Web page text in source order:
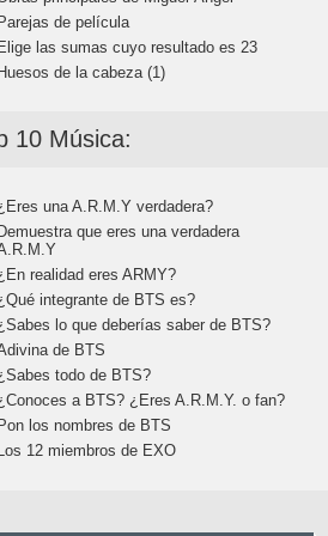
de película
las sumas cuyo resultado es 23
de la cabeza (1)
10 Música:
una A.R.M.Y verdadera?
que eres una verdadera
realidad eres ARMY?
integrante de BTS es?
lo que deberías saber de BTS?
de BTS
todo de BTS?
a BTS? ¿Eres A.R.M.Y. o fan?
los nombres de BTS
12 miembros de EXO